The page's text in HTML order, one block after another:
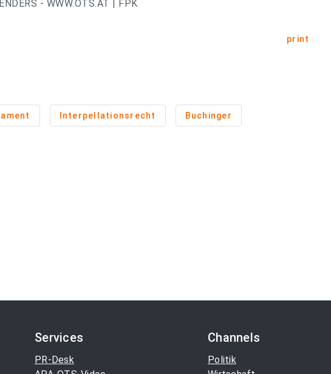
- WWW.OTS.AT | FPK
print
Interpellationsrecht Buchinger
Services
PR-Desk
Channels
Politik